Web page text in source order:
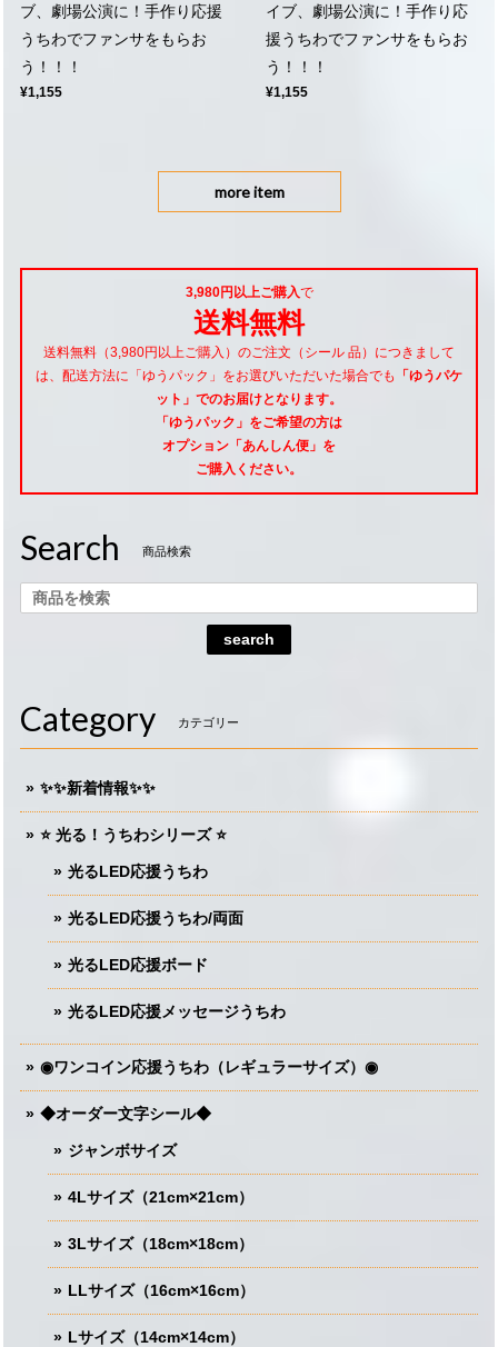
ブ、劇場公演に！手作り応援
うちわでファンサをもらお
う！！！
¥1,155
イブ、劇場公演に！手作り応
援うちわでファンサをもらお
う！！！
¥1,155
more item
3,980円以上ご購入で
送料無料
送料無料（3,980円以上ご購入）のご注文（シール 品）につきまして
は、配送方法に「ゆうパック」をお選びいただいた場合でも
「ゆうパケ
ット」でのお届けとなります。
「ゆうパック」をご希望の方は
オプション「あんしん便」 を
ご購入ください。
Search 商品検索
search
Category カテゴリー
✨✨新着情報✨✨
⭐️ 光る！うちわシリーズ ⭐️
光るLED応援うちわ
光るLED応援うちわ/両面
光るLED応援ボード
光るLED応援メッセージうちわ
◉ワンコイン応援うちわ（レギュラーサイズ）◉
◆オーダー文字シール◆
ジャンボサイズ
4Lサイズ（21cm×21cm）
3Lサイズ（18cm×18cm）
LLサイズ（16cm×16cm）
Lサイズ（14cm×14cm）